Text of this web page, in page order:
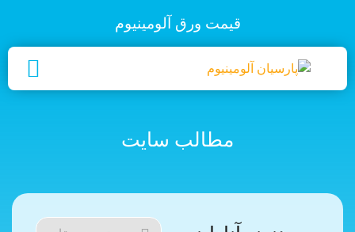
قیمت ورق آلومینیوم
مطالب سایت